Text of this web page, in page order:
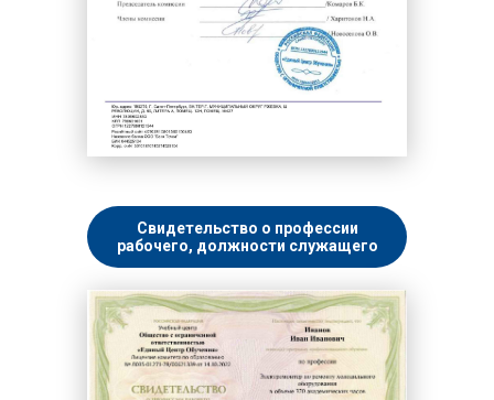
Свидетельство о профессии
рабочего, должности служащего